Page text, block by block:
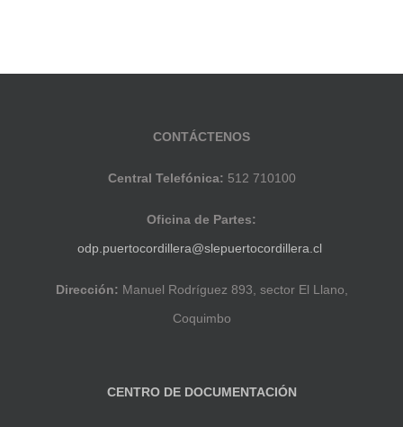
CONTÁCTENOS
Central Telefónica: 512 710100
Oficina de Partes:
odp.puertocordillera@slepuertocordillera.cl
Dirección: Manuel Rodríguez 893, sector El Llano,
Coquimbo
CENTRO DE DOCUMENTACIÓN